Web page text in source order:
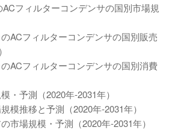
フィルターコンデンサの国別市場規
ACフィルターコンデンサの国別販売
ACフィルターコンデンサの国別消費
・予測（2020年-2031年）
模推移と予測（2020年-2031年）
市場規模・予測（2020年-2031年）